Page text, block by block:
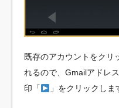
既存のアカウントをクリ
れるので、Gmailアドレ
印「
」をクリックしま